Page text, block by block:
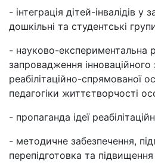
- інтеграція дітей-інвалідів у
дошкільні та студентські
- науково-експериментальна
запровадження інноваційного
реабілітаційно-спрямованої
педагогіки життєтворчості
- пропаганда ідеї
- методичне забезпечення,
перепідготовка та підвищення